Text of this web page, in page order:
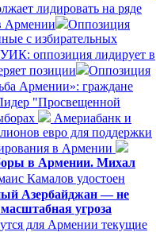
лидировать на ряде
Армении
Оппозиция
с избирательных
оппозиция лидирует в
позиции
Оппозиция
Армении»: граждане
"Просвещенной
Америабанк и
евро для поддержки
в Армении
в Армении. Михал
Камалов удостоен
Азербайджан — не
угроза
для Армении текущие